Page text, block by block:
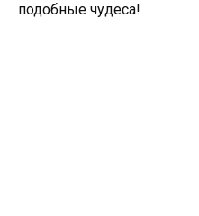
подобные чудеса!